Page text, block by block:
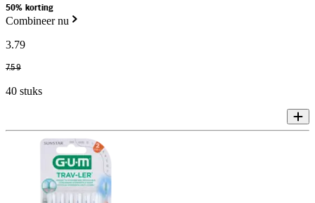
50% korting
Combineer nu
3.79
7.59
40 stuks